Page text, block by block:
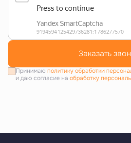
Заказать
Принимаю политику обработки
и даю согласие на обработку